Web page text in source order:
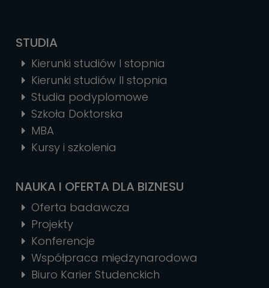
STUDIA
Kierunki studiów I stopnia
Kierunki studiów II stopnia
Studia podyplomowe
Szkoła Doktorska
MBA
Kursy i szkolenia
NAUKA I OFERTA DLA BIZNESU
Oferta badawcza
Projekty
Konferencje
Współpraca międzynarodowa
Biuro Karier Studenckich